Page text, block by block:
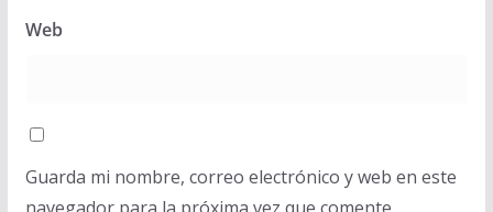
Web
Guarda mi nombre, correo electrónico y web en este